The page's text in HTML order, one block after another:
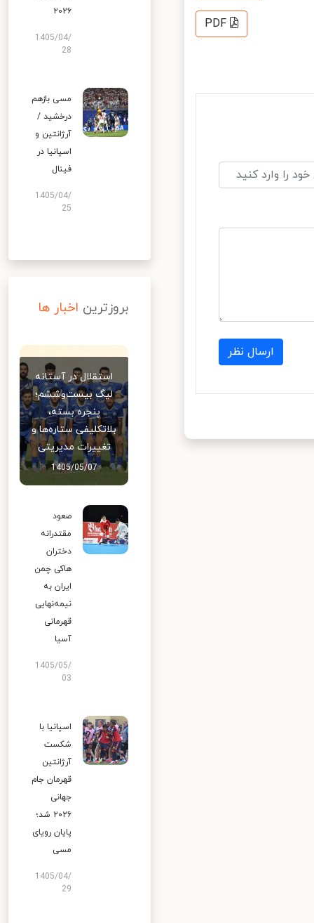
PDF
ارسال نظر
۲۰۲۶
1405/04/
28
مسی بازهم
درخشید /
آرژانتین و
اسپانیا در
فینال
1405/04/
25
بروزترین اخبار ها
استقلال در آستانه
لیگ بیست‌وششم؛
پنجره بسته،
بلاتکلیفی ستاره‌ها و
تغییرات مدیریتی
1405/05/07
صعود
مقتدرانه
دختران
هاکی چمن
ایران به
نیمه‌نهایی
قهرمانی
آسیا
1405/05/
03
اسپانیا با
شکست
آرژانتین
قهرمان جام
جهانی
۲۰۲۶ شد؛
پایان رویای
مسی
1405/04/
29